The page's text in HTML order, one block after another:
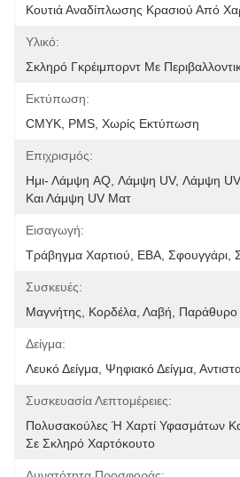
Κουτιά Αναδίπλωσης Κρασιού Από
Υλικό:
Σκληρό Γκρέιμπορντ Με
Εκτύπωση:
CMYK, PMS, Χωρίς Εκτύπωση
Επιχρισμός:
Ημι- Λάμψη AQ, Λάμψη UV, Λάμψη
Και Λάμψη UV Ματ
Εισαγωγή:
Τράβηγμα Χαρτιού, ΕΒΑ, Σφουγγάρι,
Συσκευές:
Μαγνήτης, Κορδέλα, Λαβή, Παράθυρο
Δείγμα:
Λευκό Δείγμα, Ψηφιακό Δείγμα,
Συσκευασία Λεπτομέρειες:
Πολυσακούλες Ή Χαρτί Υφασμάτων
Σε Σκληρό Χαρτόκουτο